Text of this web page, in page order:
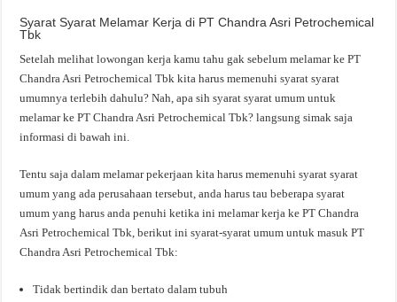
Syarat Syarat Melamar Kerja di PT Chandra Asri Petrochemical
Tbk
Setelah melihat lowongan kerja kamu tahu gak sebelum melamar ke PT
Chandra Asri Petrochemical Tbk kita harus memenuhi syarat syarat
umumnya terlebih dahulu? Nah, apa sih syarat syarat umum untuk
melamar ke PT Chandra Asri Petrochemical Tbk? langsung simak saja
informasi di bawah ini.
Tentu saja dalam melamar pekerjaan kita harus memenuhi syarat syarat
umum yang ada perusahaan tersebut, anda harus tau beberapa syarat
umum yang harus anda penuhi ketika ini melamar kerja ke PT Chandra
Asri Petrochemical Tbk, berikut ini syarat-syarat umum untuk masuk PT
Chandra Asri Petrochemical Tbk:
Tidak bertindik dan bertato dalam tubuh